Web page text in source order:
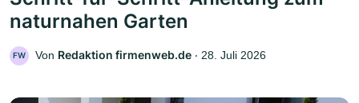
naturnahen Garten
FW Von Redaktion firmenweb.de ‧ 28. Juli 2026